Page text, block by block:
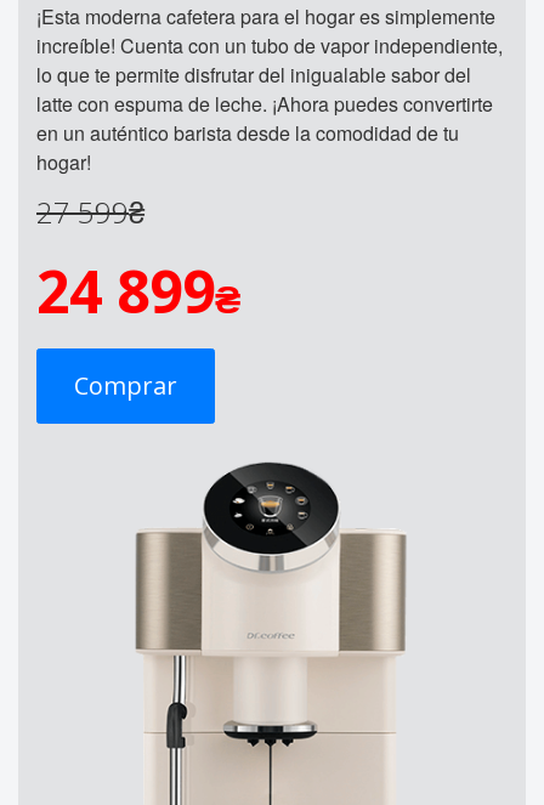
¡Esta moderna cafetera para el hogar es simplemente
increíble! Cuenta con un tubo de vapor independiente,
lo que te permite disfrutar del inigualable sabor del
latte con espuma de leche. ¡Ahora puedes convertirte
en un auténtico barista desde la comodidad de tu
hogar!
27 599₴
24 899₴
Comprar